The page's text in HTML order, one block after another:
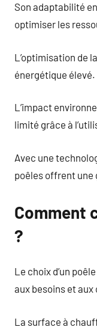
Son adaptabilité
optimiser les
L’optimisation de
énergétique élevé.
L’impact
limité grâce à
Avec une
poêles offrent
Comment
?
Le choix d’un
aux besoins et
La surface à